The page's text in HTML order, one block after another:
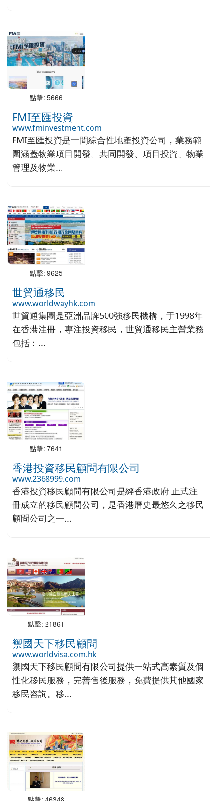
點擊: 5666
FMI至匯投資
www.fminvestment.com
FMI至匯投資是一間綜合性地產投資公司，業務範
圍涵蓋物業項目開發、共同開發、項目投資、物業
管理及物業...
點擊: 9625
世貿通移民
www.worldwayhk.com
世貿通集團是亞洲品牌500強移民機構，于1998年
在香港注冊，專注投資移民，世貿通移民主營業務
包括：...
點擊: 7641
香港投資移民顧問有限公司
www.2368999.com
香港投資移民顧問有限公司是經香港政府 正式注
冊成立的移民顧問公司，是香港曆史最悠久之移民
顧問公司之一...
點擊: 21861
禦國天下移民顧問
www.worldvisa.com.hk
禦國天下移民顧問有限公司提供一站式高素質及個
性化移民服務，完善售後服務，免費提供其他國家
移民咨詢。移...
點擊: 46348